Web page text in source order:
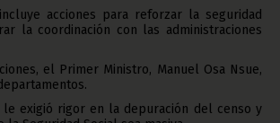
acciones para reforzar la seguridad
la coordinación con las administraciones
el Primer Ministro, Manuel Osa Nsue,
le exigió rigor en la depuración del censo y